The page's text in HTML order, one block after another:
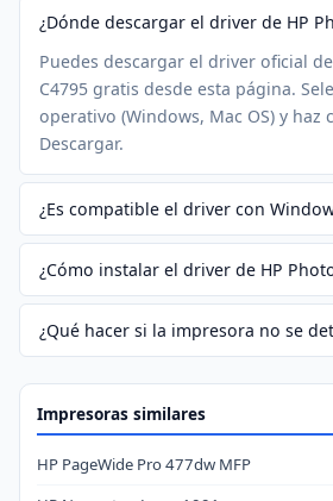
¿Dónde descargar el driver de HP
Puedes descargar el driver oficial
C4795 gratis desde esta página.
operativo (Windows, Mac OS) y haz
Descargar.
¿Es compatible el driver con
¿Cómo instalar el driver de HP
¿Qué hacer si la impresora no se
Impresoras similares
HP PageWide Pro 477dw MFP